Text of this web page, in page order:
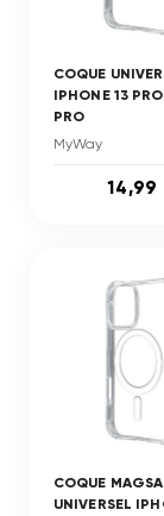
COQUE
IPHONE 13
PRO
MyWay
14,99
COQUE
UNIVERSEL